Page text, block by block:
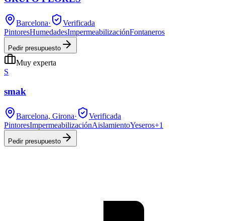
Barcelona·
Verificada
PintoresHumedadesImpermeabilizaciónFontaneros
Pedir presupuesto
Muy experta
S
smak
Barcelona, Girona·
Verificada
PintoresImpermeabilizaciónAislamientoYeseros+1
Pedir presupuesto